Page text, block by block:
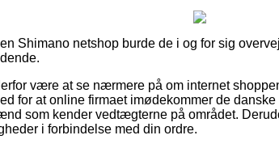
Shimano netshop burde de i og for sig
være at se nærmere på om internet
for at online firmaet imødekommer de
som kender vedtægterne på området.
i forbindelse med din ordre.